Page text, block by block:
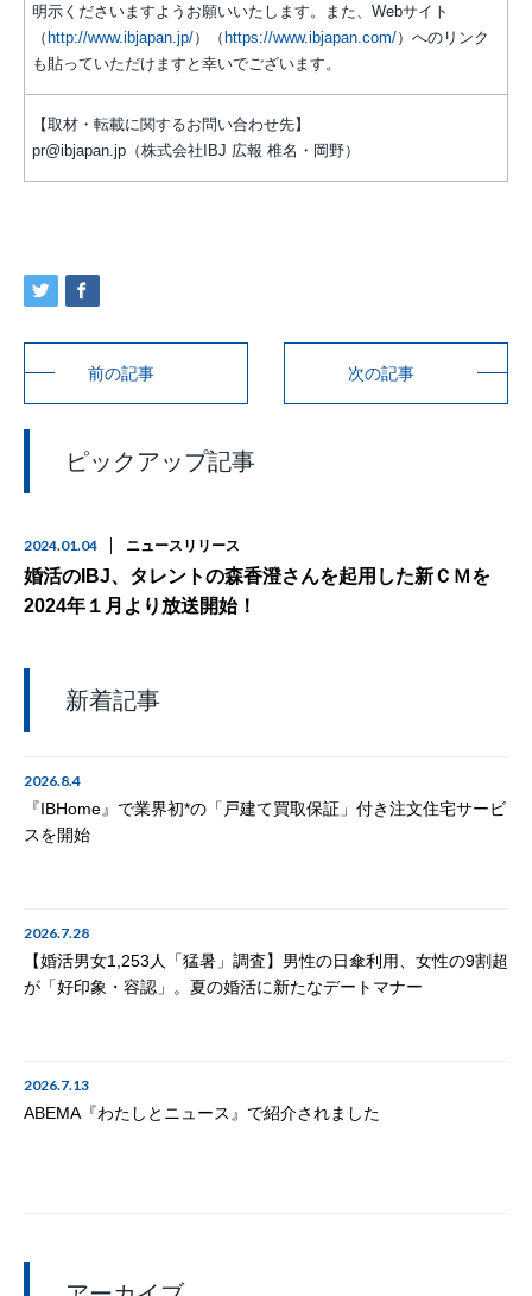
明示くださいますようお願いいたします。また、Webサイト
（ http://www.ibjapan.jp/）（ https://www.ibjapan.com/）へのリンク
も貼っていただけますと幸いでございます。
【取材・転載に関するお問い合わせ先】
pr@ibjapan.jp（株式会社IBJ 広報 椎名・岡野）
前の記事 次の記事
ピックアップ記事
2024.01.04 ニュースリリース
婚活のIBJ、タレントの森香澄さんを起用した新ＣＭを
2024年１月より放送開始！
新着記事
2026.8.4
『IBHome』で業界初*の「戸建て買取保証」付き注文住宅サービ
スを開始
2026.7.28
【婚活男女1,253人「猛暑」調査】男性の日傘利用、女性の9割超
が「好印象・容認」。夏の婚活に新たなデートマナー
2026.7.13
ABEMA『わたしとニュース』で紹介されました